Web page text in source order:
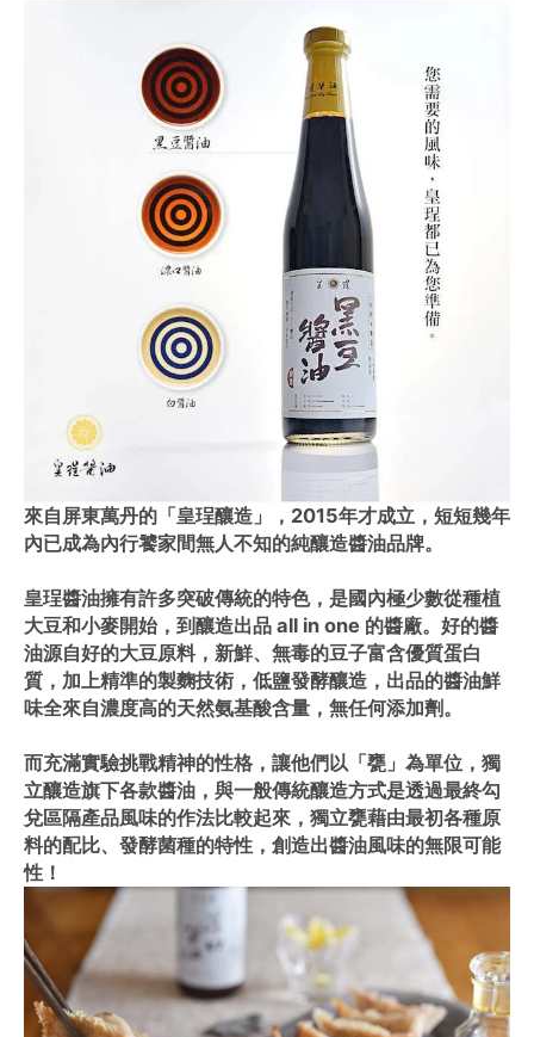
來自屏東萬丹的「皇珵釀造」，2015年才成立，短短幾年
內已成為內行饕家間無人不知的純釀造醬油品牌。
皇珵醬油擁有許多突破傳統的特色，是國內極少數從種植
大豆和小麥開始，到釀造出品 all in one 的醬廠。好的醬
油源自好的大豆原料，新鮮、無毒的豆子富含優質蛋白
質，加上精準的製麴技術，低鹽發酵釀造，出品的醬油鮮
味全來自濃度高的天然氨基酸含量，無任何添加劑。
而充滿實驗挑戰精神的性格，讓他們以「甕」為單位，獨
立釀造旗下各款醬油，與一般傳統釀造方式是透過最終勾
兌區隔產品風味的作法比較起來，獨立甕藉由最初各種原
料的配比、發酵菌種的特性，創造出醬油風味的無限可能
性！